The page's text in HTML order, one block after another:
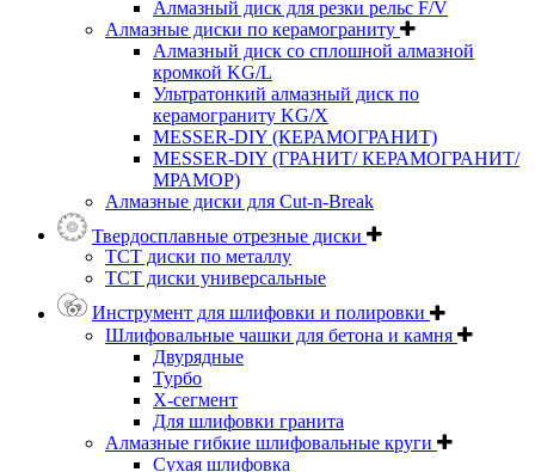
Алмазный диск для резки рельс F/V
Алмазные диски по керамограниту
Алмазный диск со сплошной алмазной
кромкой KG/L
Ультратонкий алмазный диск по
керамограниту KG/X
MESSER-DIY (КЕРАМОГРАНИТ)
MESSER-DIY (ГРАНИТ/ КЕРАМОГРАНИТ/
МРАМОР)
Алмазные диски для Cut-n-Break
Твердосплавные отрезные диски
ТСТ диски по металлу
ТСТ диски универсальные
Инструмент для шлифовки и полировки
Шлифовальные чашки для бетона и камня
Двурядные
Турбо
Х-сегмент
Для шлифовки гранита
Алмазные гибкие шлифовальные круги
Cухая шлифовка